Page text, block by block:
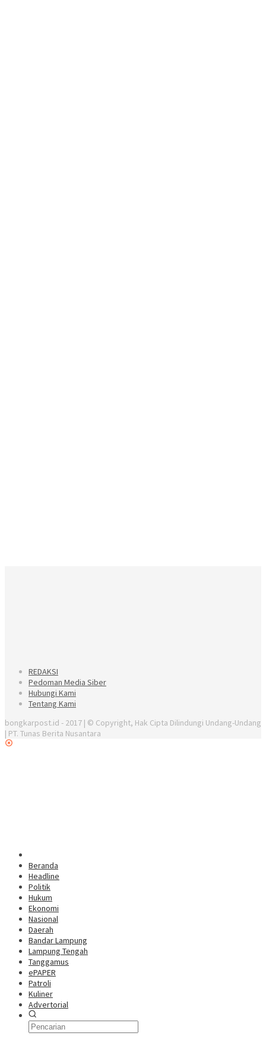
REDAKSI
Pedoman Media Siber
Hubungi Kami
Tentang Kami
bongkarpost.id - 2017 | © Copyright, Hak Cipta Dilindungi Undang-Undang
| PT. Tunas Berita Nusantara
Beranda
Headline
Politik
Hukum
Ekonomi
Nasional
Daerah
Bandar Lampung
Lampung Tengah
Tanggamus
ePAPER
Patroli
Kuliner
Advertorial